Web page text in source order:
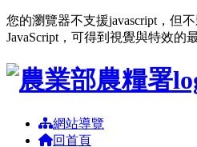
您的瀏覽器不支援javascript，但
JavaScript，可得到視覺與特效的
跳到主要內容區塊
網站導覽
回首頁